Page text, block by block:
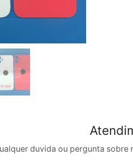
duvida ou pergunta